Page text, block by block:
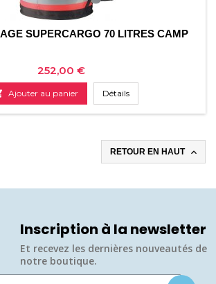
SUPERCARGO 70 LITRES CAMP
Prix
252,00 €
Ajouter au panier Détails
RETOUR EN HAUT 
Inscription à la newsletter
Et recevez les dernières nouveautés de
notre boutique.​